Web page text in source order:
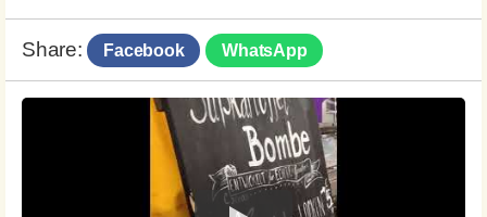
Share: Facebook WhatsApp